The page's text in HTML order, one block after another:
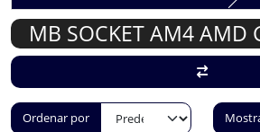
MB SOCKET AM4 AMD
Ordenar por